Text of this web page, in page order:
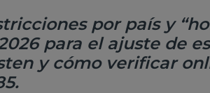
por país y
para el ajuste de
y cómo verificar